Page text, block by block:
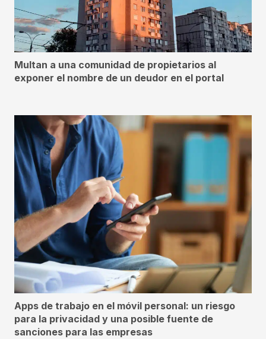
Multan a una comunidad de propietarios al
exponer el nombre de un deudor en el portal
Apps de trabajo en el móvil personal: un riesgo
para la privacidad y una posible fuente de
sanciones para las empresas